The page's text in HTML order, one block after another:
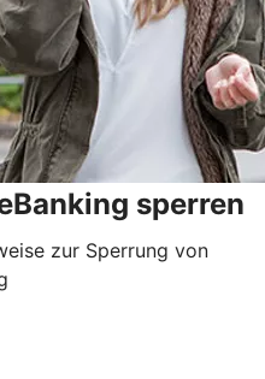
sperren
zur Sperrung von